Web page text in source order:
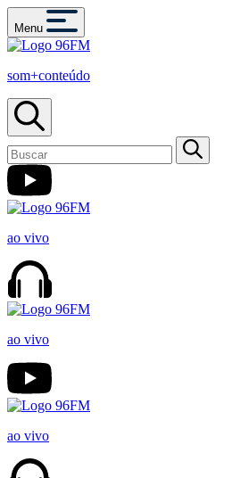
Menu
som+conteúdo
ao vivo
ao vivo
ao vivo